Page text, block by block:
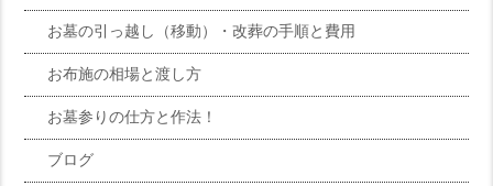
お墓の引っ越し（移動）・改葬の手順と費用
お布施の相場と渡し方
お墓参りの仕方と作法！
ブログ